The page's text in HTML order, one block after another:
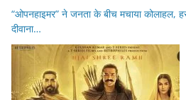
“ओपनहाइमर” ने जनता के बीच मचाया कोलाहल,
दीवाना…